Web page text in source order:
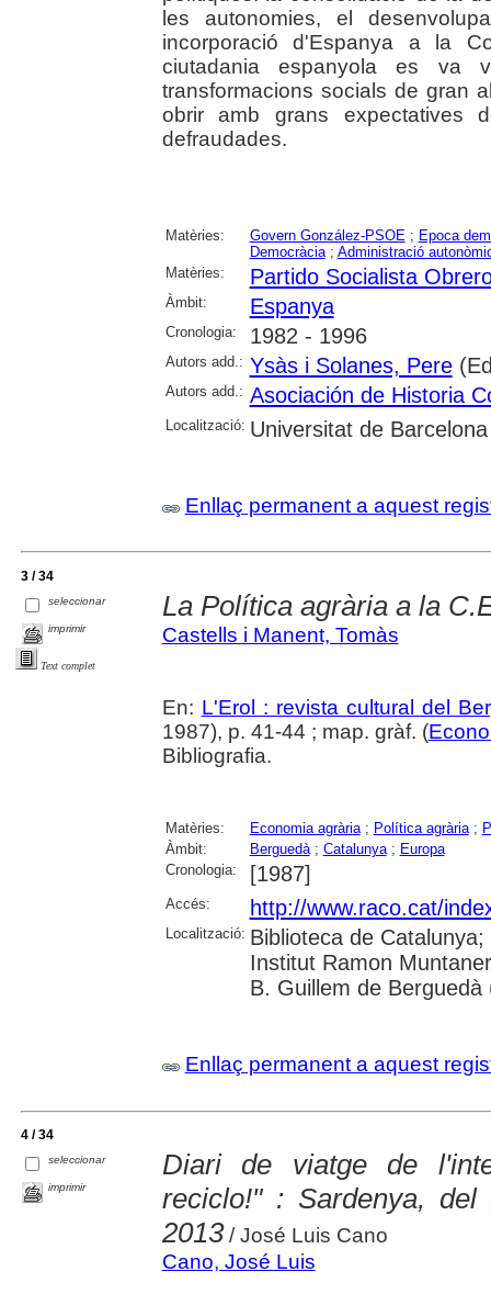
les autonomies, el
incorporació d'Espanya a la
ciutadania espanyola es va
transformacions socials de gran
obrir amb grans expectatives
defraudades.
Matèries: Govern González-PSOE; Epoca
Democràcia; Administració
Matèries:
Partido Socialista
Àmbit: Espanya
Cronologia: 1982 - 1996
Autors add.: Ysàs i Solanes, Pere
Autors add.: Asociación de Historia
Localització: Universitat de Barcelona
Enllaç permanent a aquest
3 / 34
seleccionar
imprimir
Text complet
La Política agrària a la
Castells i Manent, Tomàs
En: L'Erol : revista cultural del
1987), p. 41-44 ; map. gràf. (
Bibliografia.
Matèries: Economia agrària; Política agrària;
Àmbit:
Berguedà; Catalunya; Europa
Cronologia:
[1987]
Accés: http://www.raco.cat/
Localització: Biblioteca de
Institut Ramon
B. Guillem de Berguedà
Enllaç permanent a aquest
4 / 34
seleccionar
imprimir
Diari de viatge de
reciclo!" : Sardenya,
2013/ José Luis Cano
Cano, José Luis